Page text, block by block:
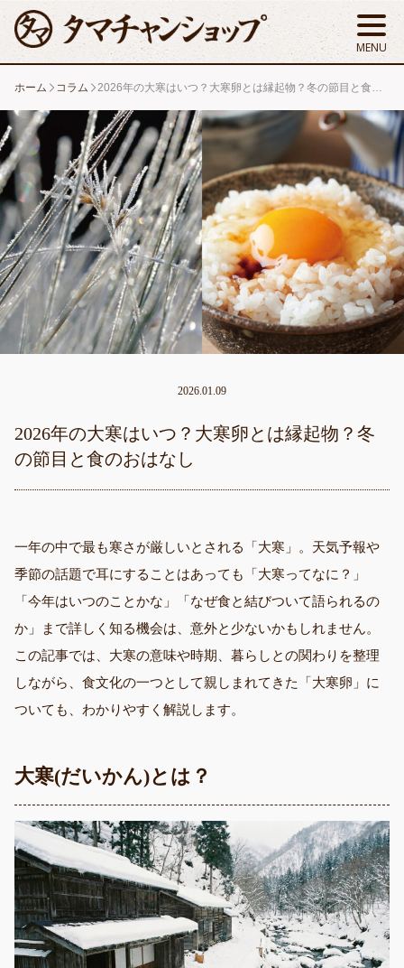
ホーム コラム 2026年の大寒はいつ？大寒卵とは縁起物？冬の節目と食のおはなし
2026.01.09
2026年の大寒はいつ？大寒卵とは縁起物？冬
の節目と食のおはなし
一年の中で最も寒さが厳しいとされる「大寒」。天気予報や
季節の話題で耳にすることはあっても「大寒ってなに？」
「今年はいつのことかな」「なぜ食と結びついて語られるの
か」まで詳しく知る機会は、意外と少ないかもしれません。
この記事では、大寒の意味や時期、暮らしとの関わりを整理
しながら、食文化の一つとして親しまれてきた「大寒卵」に
ついても、わかりやすく解説します。
大寒(だいかん)とは？